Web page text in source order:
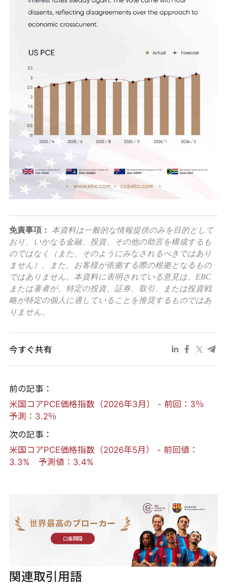
免責事項：
本資料は一般的な情報提供のみを目的として
おり、いかなる金融、投資、その他の助言を構成するも
のではなく（また、そのようにみなされるべきではあり
ません）、また、お客様が依拠する際の根拠となるもの
ではありません。本資料に表明されている意見は、EBC
または著者が、特定の投資、証券、取引、または投資戦
略が特定の個人に適していることを推奨するものではあ
りません。
今すぐ共有
前の記事：
米国コアPCE価格指数（2026年3月） - 前回：3％
予測：3.2％
次の記事：
米国コアPCE価格指数（2026年5月） - 前回値：
3.3% 予測値：3.4%
世界最高のブローカー
口座開設
関連取引用語